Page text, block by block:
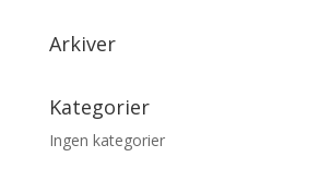
Arkiver
Kategorier
Ingen kategorier